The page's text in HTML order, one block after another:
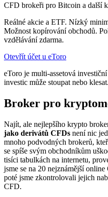
CFD brokeři pro Bitcoin a další
Reálné akcie a ETF. Nízký
Možnost kopírování obchodů.
vzdělávání zdarma.
Otevřít účet u eToro
eToro je multi-assetová
investic může stoupat nebo
Broker pro
Najít, ale nejlepšího krypto
jako derivátů CFDs není nic
mnoho podvodných brokerů,
se spíše svým obchodníkům
tisíci tabulkách na internetu,
jsme se na 20 nejznámější
poté jsme zkontrolovali jejich
CFD.